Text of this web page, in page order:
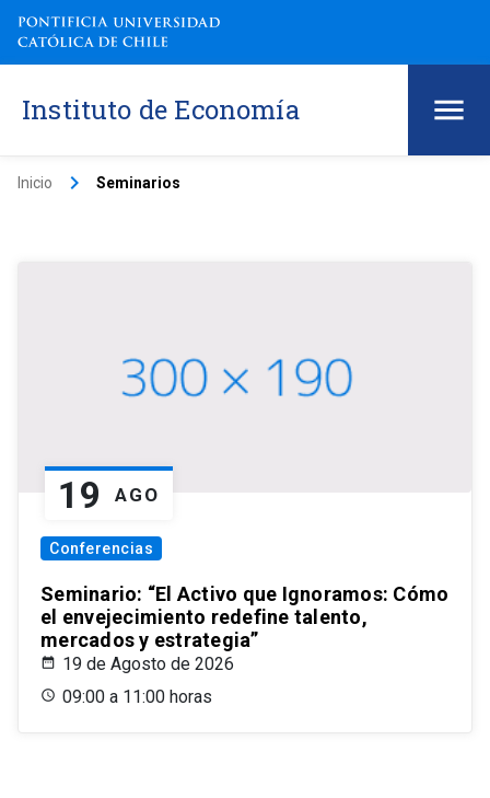
Instituto de Economía
Inicio keyboard_arrow_right Seminarios
19 AGO
Conferencias
Seminario: “El Activo que Ignoramos: Cómo
el envejecimiento redefine talento,
mercados y estrategia”
19 de Agosto de 2026
09:00 a 11:00 horas